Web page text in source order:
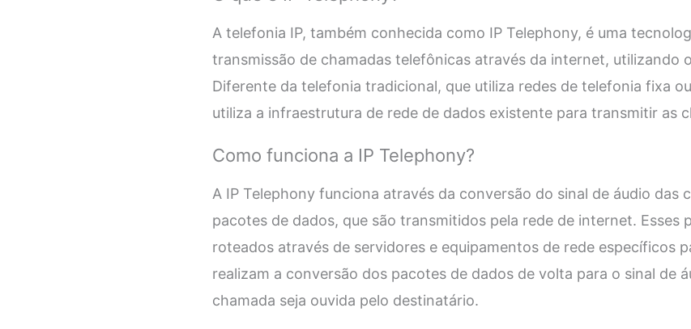
A telefonia IP, também conhecida como IP Telephony, é uma
transmissão de chamadas telefônicas através da internet, utilizando
Diferente da telefonia tradicional, que utiliza redes de telefonia fixa
utiliza a infraestrutura de rede de dados existente para transmitir as
Como funciona a IP Telephony?
A IP Telephony funciona através da conversão do sinal de áudio das
pacotes de dados, que são transmitidos pela rede de internet. Esses
roteados através de servidores e equipamentos de rede específicos
realizam a conversão dos pacotes de dados de volta para o sinal de
chamada seja ouvida pelo destinatário.